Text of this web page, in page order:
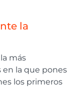
la
más
la que pones
los primeros